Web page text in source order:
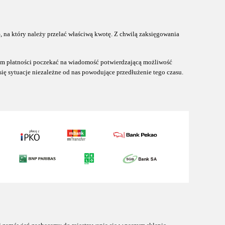
który należy przelać właściwą kwotę. Z chwilą zaksięgowania
poczekać na wiadomość potwierdzającą możliwość
niezależne od nas powodujące przedłużenie tego czasu.